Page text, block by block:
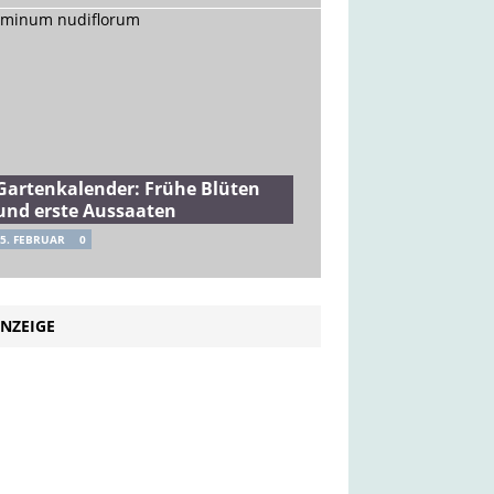
Frühe Blüten
erste Aussaaten
5. FEBRUAR 0